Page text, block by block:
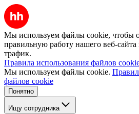
Мы используем файлы cookie, чтобы
правильную работу нашего веб-сайта
трафик.
Правила использования файлов
Мы используем файлы cookie.
файлов cookie
Понятно
Ищу сотрудника